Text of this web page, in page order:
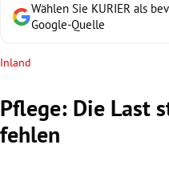
Wählen Sie KURIER als
Google-Quelle
Inland
Pflege: Die Last
fehlen